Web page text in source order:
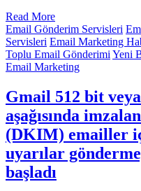
Read More
Email Gönderim Servisleri
Servisleri Email Marketing
Toplu Email Gönderimi Yeni
Email Marketing
Gmail 512 bit veya
aşağısında
(DKIM) emailler
uyarılar
başladı